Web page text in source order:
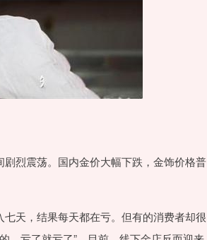
烈震荡。国内金价大幅下跌，金饰价格普
天，结果每天都在亏。但有的消费者却很